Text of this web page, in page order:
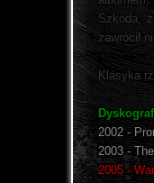
Szkoda,
zawrócił
Klasyka
2002 -
2003 -
2005 -